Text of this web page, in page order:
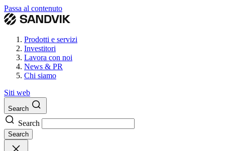
Passa al contenuto
Prodotti e servizi
Investitori
Lavora con noi
News & PR
Chi siamo
Siti web
Search
Search
Search